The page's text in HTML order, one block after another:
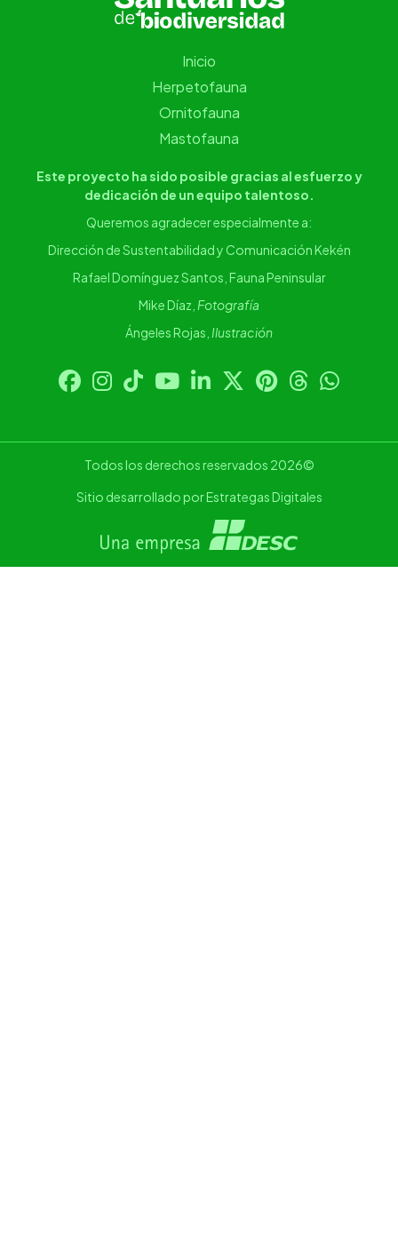
Inicio
Herpetofauna
Ornitofauna
Mastofauna
Este proyecto ha sido posible gracias al esfuerzo y
dedicación de un equipo talentoso.
Queremos agradecer especialmente a:
Dirección de Sustentabilidad y Comunicación Kekén
Rafael Domínguez Santos, Fauna Peninsular
Mike Díaz, Fotografía
Ángeles Rojas, Ilustración
Todos los derechos reservados 2026©
Sitio desarrollado por Estrategas Digitales